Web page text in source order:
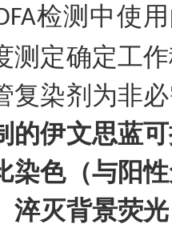
检测中使
测定确定工
复染剂为非
的伊文思蓝
染色（与阳
淬灭背景荧